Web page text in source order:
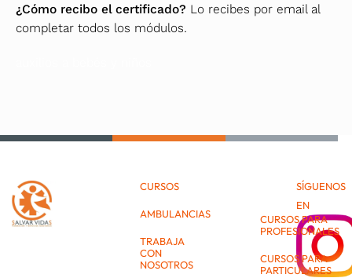
¿Cómo recibo el certificado? Lo recibes por email al
completar todos los módulos.
CURSOS
AMBULANCIAS
TRABAJA
CON
NOSOTROS
CURSOS PARA
PROFESIONALES
CURSOS PARA
PARTICULARES
SÍGUENOS
EN